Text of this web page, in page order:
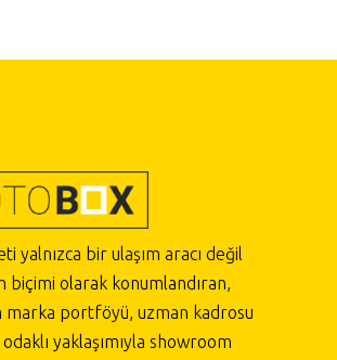
yalnızca bir ulaşım aracı değil
biçimi olarak konumlandıran,
marka portföyü, uzman kadrosu
yaklaşımıyla showroom